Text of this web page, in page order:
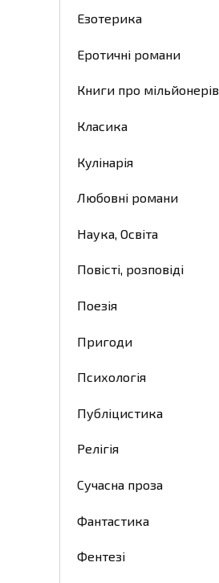
Езотерика
Еротичні романи
Книги про мільйонерів
Класика
Кулінарія
Любовні романи
Наука, Освіта
Повісті, розповіді
Поезія
Пригоди
Психологія
Публіцистика
Релігія
Сучасна проза
Фантастика
Фентезі